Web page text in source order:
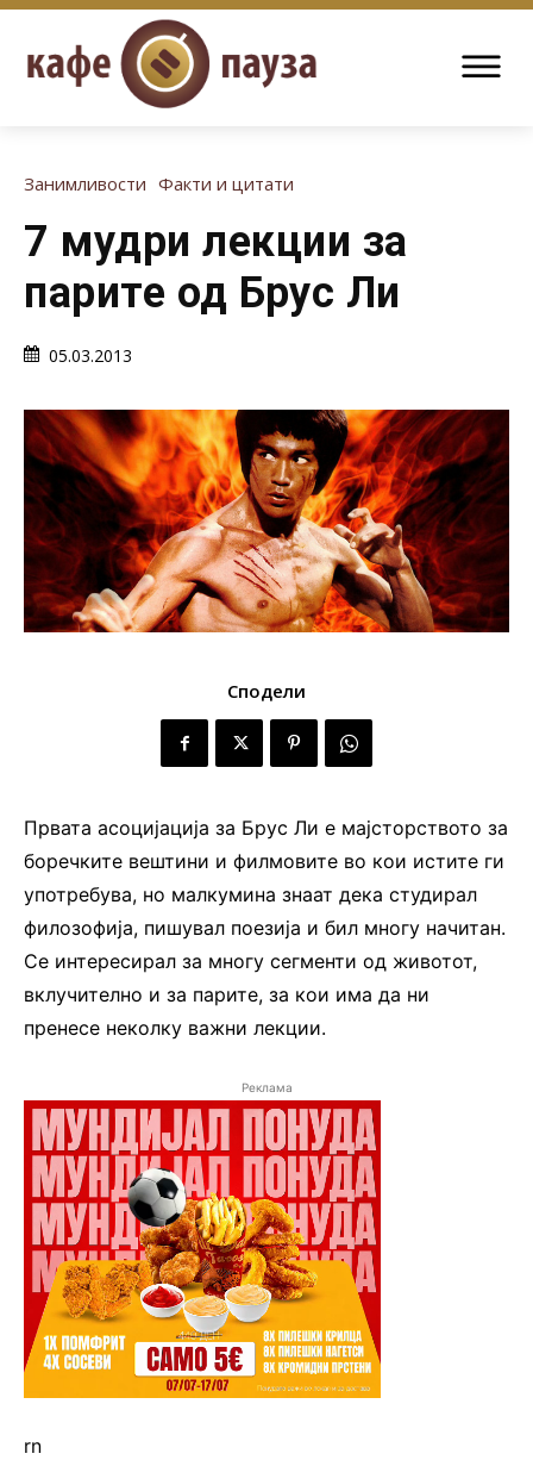
Занимливости Факти и цитати
7 мудри лекции за
парите од Брус Ли
05.03.2013
Сподели
Првата асоцијација за Брус Ли е мајсторството за
боречките вештини и филмовите во кои истите ги
употребува, но малкумина знаат дека студирал
филозофија, пишувал поезија и бил многу начитан.
Се интересирал за многу сегменти од животот,
вклучително и за парите, за кои има да ни
пренесе неколку важни лекции.
Реклама
rn